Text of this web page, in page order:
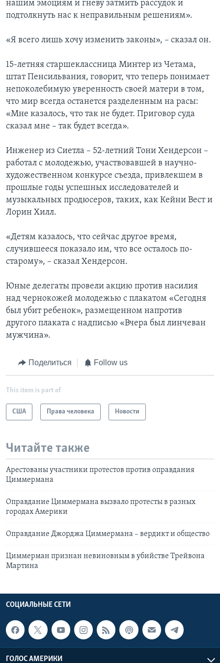
нашим эмоциям и гневу затмить рассудок и
подтолкнуть нас к неправильным решениям».
«Я всего лишь хочу изменить законы», – сказал он.
15-летняя старшеклассница Минтер из Четама,
штат Пенсильвания, говорит, что теперь понимает
непоколебимую уверенность своей матери в том,
что мир всегда останется разделенным на расы:
«Мне казалось, что так не будет. Приговор суда
сказал мне – так будет всегда».
Инженер из Сиетла – 52-летний Тони Хендерсон –
работал с молодежью, участвовавшей в научно-
художественном конкурсе съезда, привлекшем в
прошлые годы успешных исследователей и
музыкальных продюсеров, таких, как Кейни Вест и
Лорин Хилл.
«Детям казалось, что сейчас другое время,
случившееся показало им, что все осталось по-
старому», – сказал Хендерсон.
Юные делегаты провели акцию против насилия
над чернокожей молодежью с плакатом «Сегодня
был убит ребенок», размещенном напротив
другого плаката с надписью «Вчера был линчеван
мужчина».
Поделиться Follow us
This item is part of
США Права человека Новости
Читайте также
Арестованы участники протестов против оправдания
Циммермана
Оправдание Циммермана вызвало протесты в разных
городах Америки
Оправдание Джорджа Циммермана – вердикт и общество
Циммерман признан невиновным в убийстве Трейвона
Мартина
СОЦИАЛЬНЫЕ СЕТИ
ГОЛОС АМЕРИКИ